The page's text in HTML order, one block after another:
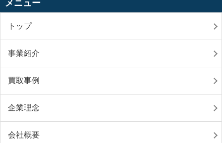
メニュー
トップ
事業紹介
買取事例
企業理念
会社概要